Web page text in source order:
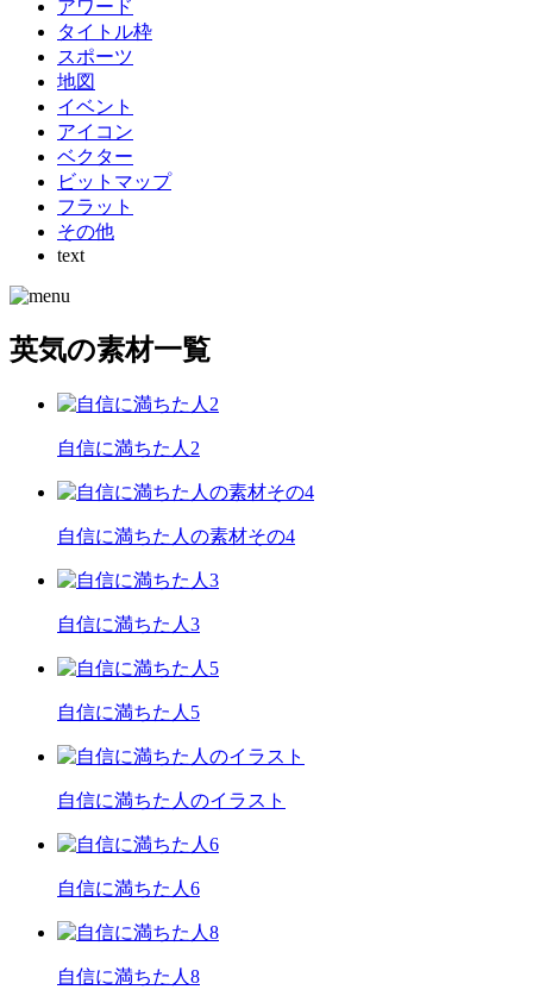
アワード
タイトル枠
スポーツ
地図
イベント
アイコン
ベクター
ビットマップ
フラット
その他
text
英気の素材一覧
自信に満ちた人2
自信に満ちた人の素材その4
自信に満ちた人3
自信に満ちた人5
自信に満ちた人のイラスト
自信に満ちた人6
自信に満ちた人8